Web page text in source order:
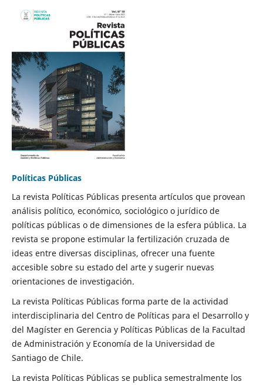
Políticas Públicas
La revista Políticas Públicas presenta artículos que provean
análisis político, económico, sociológico o jurídico de
políticas públicas o de dimensiones de la esfera pública. La
revista se propone estimular la fertilización cruzada de
ideas entre diversas disciplinas, ofrecer una fuente
accesible sobre su estado del arte y sugerir nuevas
orientaciones de investigación.
La revista Políticas Públicas forma parte de la actividad
interdisciplinaria del Centro de Políticas para el Desarrollo y
del Magíster en Gerencia y Políticas Públicas de la Facultad
de Administración y Economía de la Universidad de
Santiago de Chile.
La revista Políticas Públicas se publica semestralmente los